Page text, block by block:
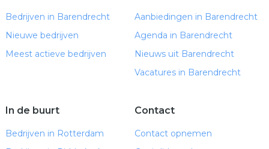
Bedrijven in Barendrecht
Nieuwe bedrijven
Meest actieve bedrijven
Aanbiedingen in Barendrecht
Agenda in Barendrecht
Nieuws uit Barendrecht
Vacatures in Barendrecht
In de buurt
Bedrijven in Rotterdam
Contact
Contact opnemen